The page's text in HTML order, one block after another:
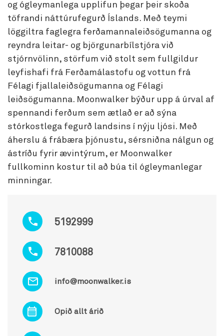
5192999
7810088
info@moonwalker.is
Opið allt árið
og ógleymanlega upplifun þegar þeir skoða
töfrandi náttúrufegurð Íslands. Með teymi
löggiltra faglegra ferðamannaleiðsögumanna og
reyndra leitar- og björgunarbílstjóra við
stjórnvölinn, störfum við stolt sem fullgildur
leyfishafi frá Ferðamálastofu og vottun frá
Félagi fjallaleiðsögumanna og Félagi
leiðsögumanna. Moonwalker býður upp á úrval af
spennandi ferðum sem ætlað er að sýna
stórkostlega fegurð landsins í nýju ljósi. Með
áherslu á frábæra þjónustu, sérsniðna nálgun og
ástríðu fyrir ævintýrum, er Moonwalker
fullkominn kostur til að búa til ógleymanlegar
minningar.